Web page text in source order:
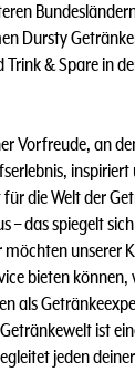
Dursty
Trink & Spare in
Vorfreude, an
die Welt der
– das spiegelt
unserer
bieten
als
ist
jeden